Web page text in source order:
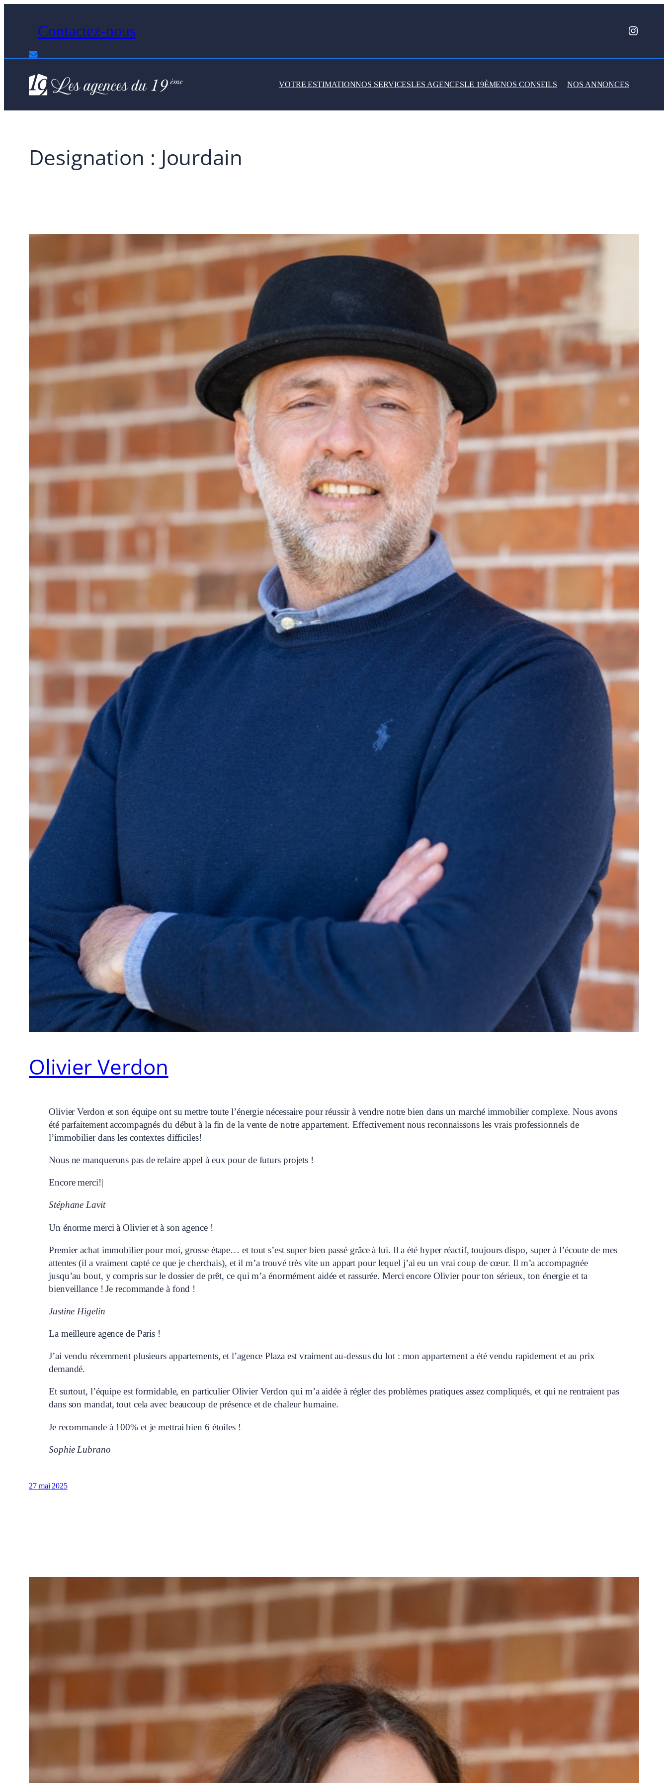
contenu
Contactez-nous
VOTRE ESTIMATIONNOS SERVICESLES AGENCESLE 19ÈMENOS CONSEILS NOS ANNONCES
Designation : Jourdain
Olivier Verdon
Olivier Verdon et son équipe ont su mettre toute l’énergie nécessaire pour réussir à vendre notre bien dans un marché immobilier complexe. Nous avons
été parfaitement accompagnés du début à la fin de la vente de notre appartement. Effectivement nous reconnaissons les vrais professionnels de
l’immobilier dans les contextes difficiles!
Nous ne manquerons pas de refaire appel à eux pour de futurs projets !
Encore merci!|
Stéphane Lavit
Un énorme merci à Olivier et à son agence !
Premier achat immobilier pour moi, grosse étape… et tout s’est super bien passé grâce à lui. Il a été hyper réactif, toujours dispo, super à l’écoute de mes
attentes (il a vraiment capté ce que je cherchais), et il m’a trouvé très vite un appart pour lequel j’ai eu un vrai coup de cœur. Il m’a accompagnée
jusqu’au bout, y compris sur le dossier de prêt, ce qui m’a énormément aidée et rassurée. Merci encore Olivier pour ton sérieux, ton énergie et ta
bienveillance ! Je recommande à fond !
Justine Higelin
La meilleure agence de Paris !
J’ai vendu récemment plusieurs appartements, et l’agence Plaza est vraiment au-dessus du lot : mon appartement a été vendu rapidement et au prix
demandé.
Et surtout, l’équipe est formidable, en particulier Olivier Verdon qui m’a aidée à régler des problèmes pratiques assez compliqués, et qui ne rentraient pas
dans son mandat, tout cela avec beaucoup de présence et de chaleur humaine.
Je recommande à 100% et je mettrai bien 6 étoiles !
Sophie Lubrano
27 mai 2025